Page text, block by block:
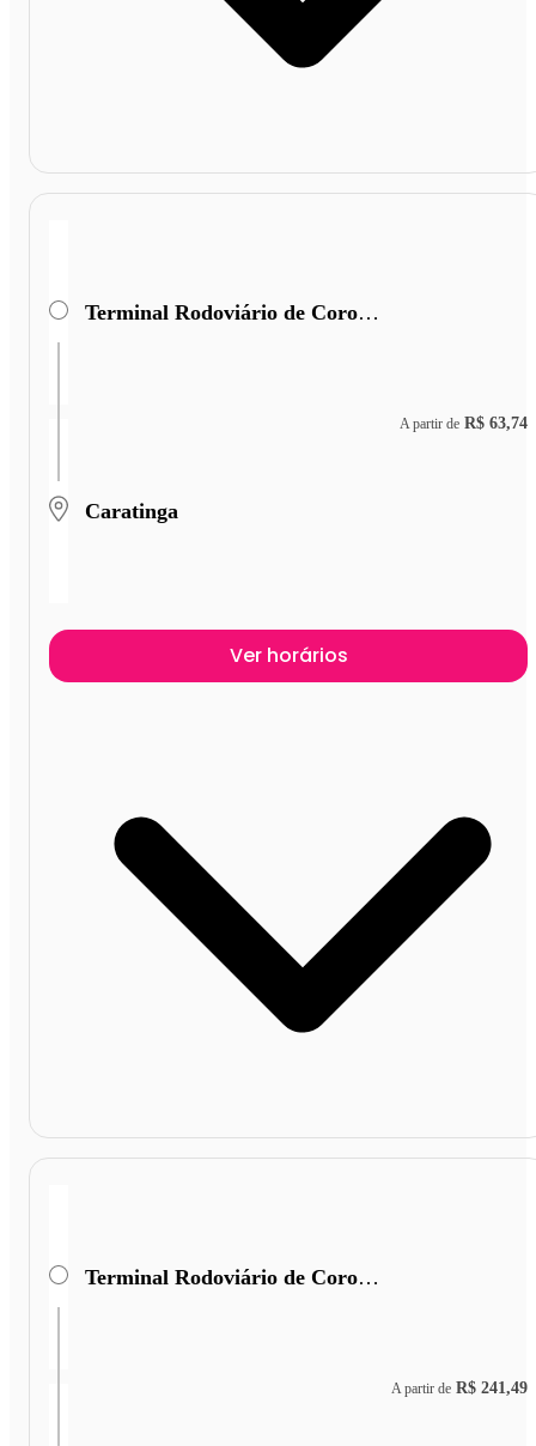
Terminal Rodoviário de Coronel Fabriciano
Caratinga
A partir de R$ 63,74
Ver horários
Terminal Rodoviário de Coronel Fabriciano
A partir de R$ 241,49